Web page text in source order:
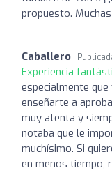
propuesto.
Caballero
Experiencia
especialmente
enseñarte a
muy atenta y
notaba que le
muchísimo. Si
en menos tiempo,